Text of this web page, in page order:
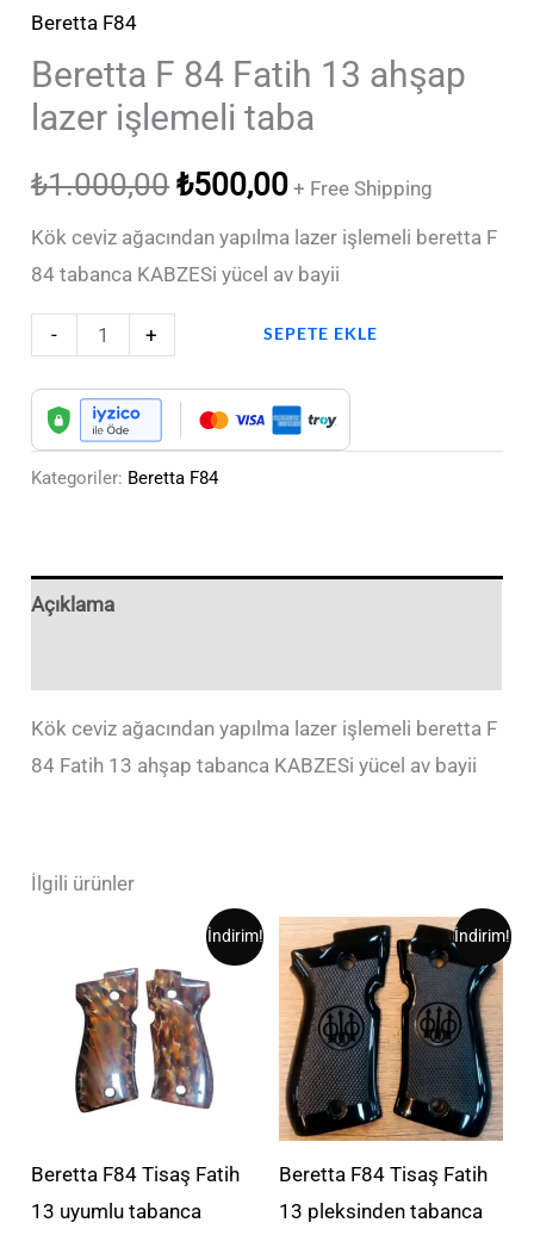
Beretta F84
Beretta F 84 Fatih 13 ahşap
lazer işlemeli taba
₺1.000,00 ₺500,00 + Free Shipping
Kök ceviz ağacından yapılma lazer işlemeli beretta F
84 tabanca KABZESi yücel av bayii
- + SEPETE EKLE
Kategoriler: Beretta F84
Açıklama
Kök ceviz ağacından yapılma lazer işlemeli beretta F
84 Fatih 13 ahşap tabanca KABZESi yücel av bayii
İlgili ürünler
İndirim!
Beretta F84 Tisaş Fatih
13 uyumlu tabanca
₺2,00.fiyat:
₺1,00.
İndirim!
Beretta F84 Tisaş Fatih
13 pleksinden tabanca
Orijinal
fiyat:
₺2,00.
Şu
andaki
fiyat:
₺1,00.